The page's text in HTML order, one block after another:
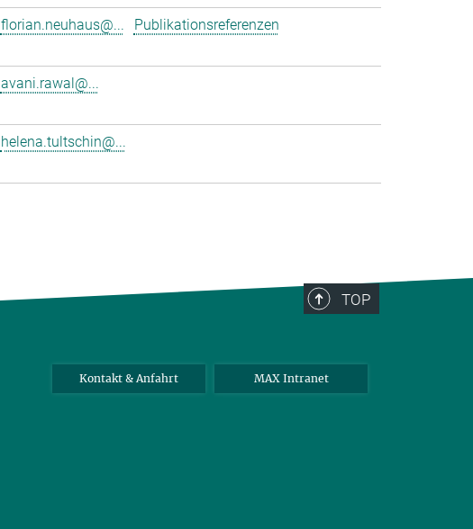
florian.neuhaus@... Publikationsreferenzen
avani.rawal@...
helena.tultschin@...
TOP
Kontakt & Anfahrt MAX Intranet